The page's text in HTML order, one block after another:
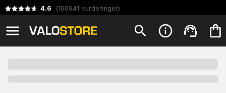
4.6 (160941 vurderinger)